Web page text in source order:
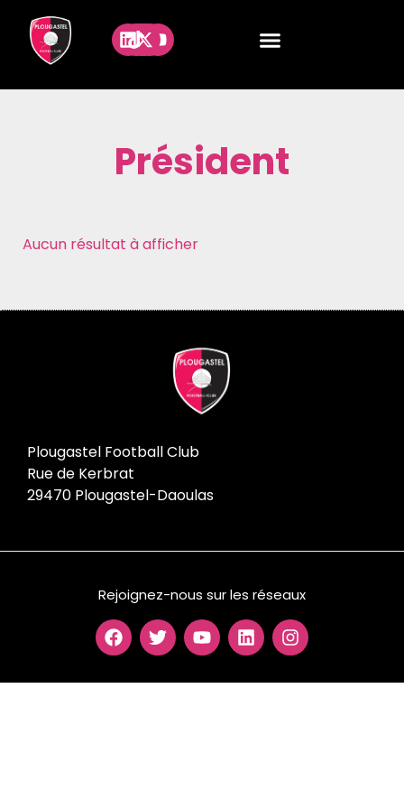
Président
Aucun résultat à afficher
Plougastel Football Club
Rue de Kerbrat
29470 Plougastel-Daoulas
Rejoignez-nous sur les réseaux